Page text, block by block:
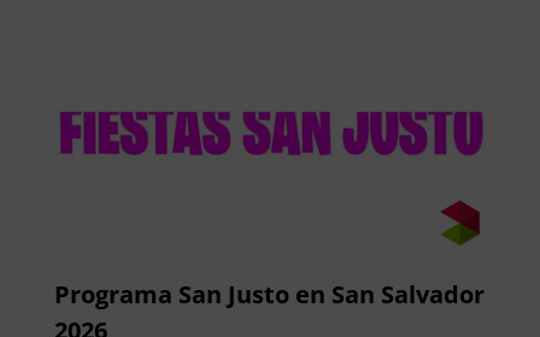
Programa San Justo en San Salvador
2026